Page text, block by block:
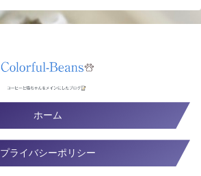
ホーム
プライバシーポリシー